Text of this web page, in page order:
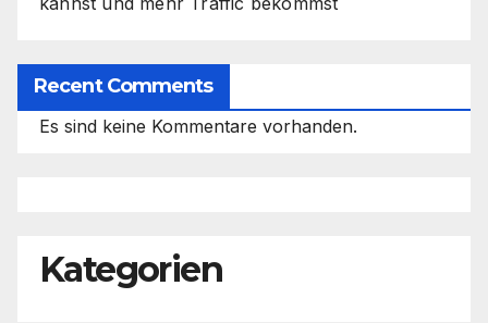
Recent Comments
Es sind keine Kommentare vorhanden.
Kategorien